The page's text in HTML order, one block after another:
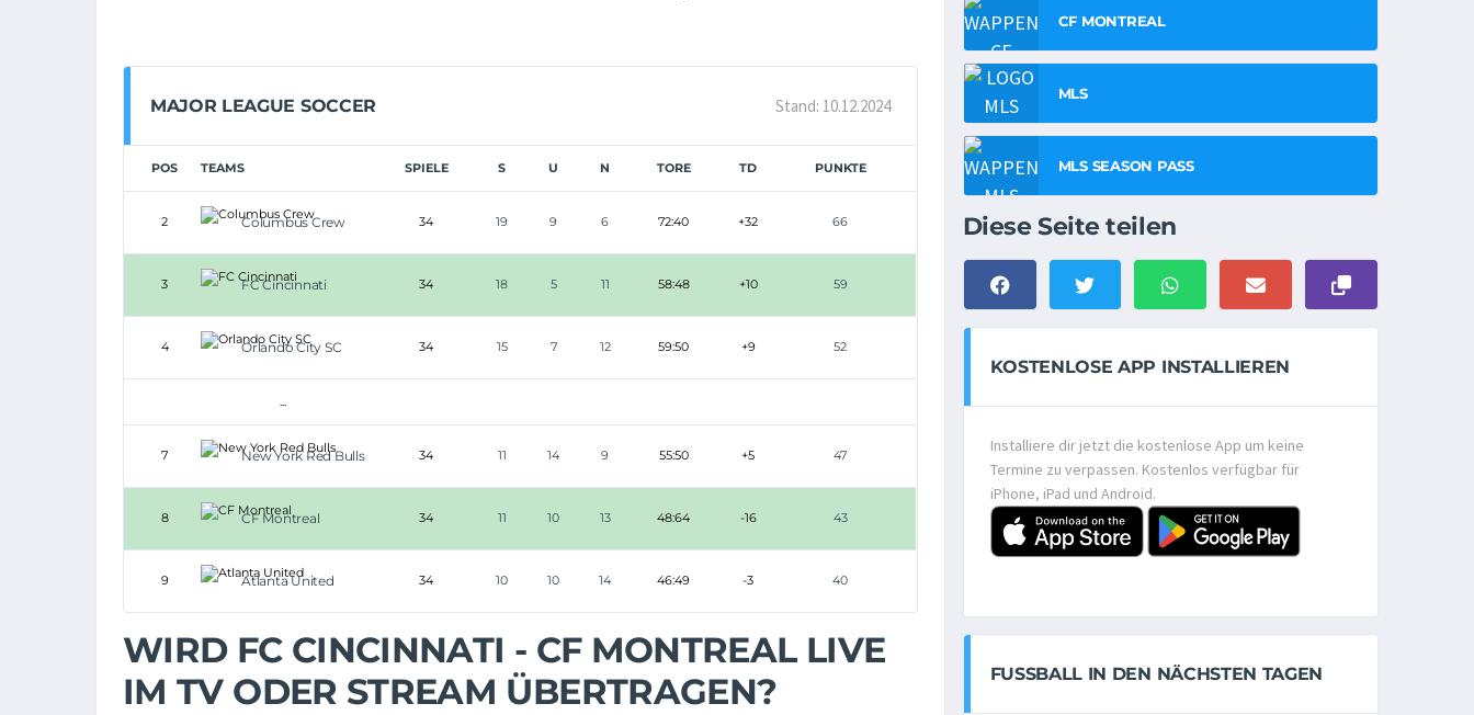
MAJOR LEAGUE SOCCER Stand: 10.12.2024
POS TEAMS SPIELE S U N TORE TD PUNKTE
2 Columbus Crew 34 19 9 6 72:40 +32 66
3 FC Cincinnati 34 18 5 11 58:48 +10 59
4 Orlando City SC 34 15 7 12 59:50 +9 52
...
7 New York Red Bulls 34 11 14 9 55:50 +5 47
8 CF Montreal 34 11 10 13 48:64 -16 43
9 Atlanta United 34 10 10 14 46:49 -3 40
WIRD FC CINCINNATI - CF MONTREAL LIVE
IM TV ODER STREAM ÜBERTRAGEN?
CF MONTREAL
MLS
MLS SEASON PASS
Diese Seite teilen
KOSTENLOSE APP INSTALLIEREN
Installiere dir jetzt die kostenlose App um keine
Termine zu verpassen. Kostenlos verfügbar für
iPhone, iPad und Android.
FUSSBALL IN DEN NÄCHSTEN TAGEN